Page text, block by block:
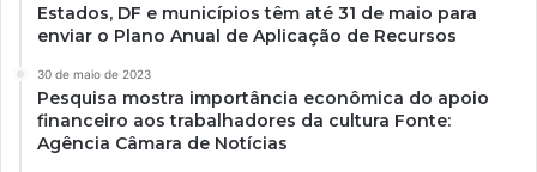
Estados, DF e municípios têm até 31 de maio para
enviar o Plano Anual de Aplicação de Recursos
30 de maio de 2023
Pesquisa mostra importância econômica do apoio
financeiro aos trabalhadores da cultura Fonte:
Agência Câmara de Notícias